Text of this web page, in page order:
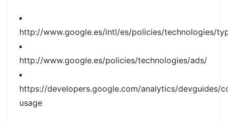
http://www.google.es/intl/es/policies/technologies/
http://www.google.es/policies/technologies/ads/
https://developers.google.com/analytics/devguides/
usage